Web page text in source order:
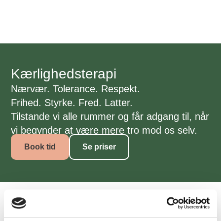
Kærlighedsterapi
Nærvær. Tolerance. Respekt.
Frihed. Styrke. Fred. Latter.
Tilstande vi alle rummer og får adgang til, når
vi begynder at være mere tro mod os selv.
Book tid Se priser
Kærlighedsterapeut i Odense